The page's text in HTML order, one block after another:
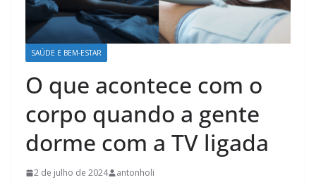
SAÚDE E BEM-ESTAR
O que acontece com o
corpo quando a gente
dorme com a TV ligada
2 de julho de 2024 antonholi